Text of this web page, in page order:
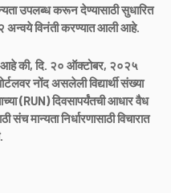
उपलब्ध करून देण्यासाठी सुधारित
अन्वये विनंती करण्यात आली आहे.
आहे की, दि. २० ऑक्टोबर, २०२५
नोंद असलेली विद्यार्थी संख्या
(RUN) दिवसापर्यंतची आधार वैध
संच मान्यता निर्धारणासाठी विचारात